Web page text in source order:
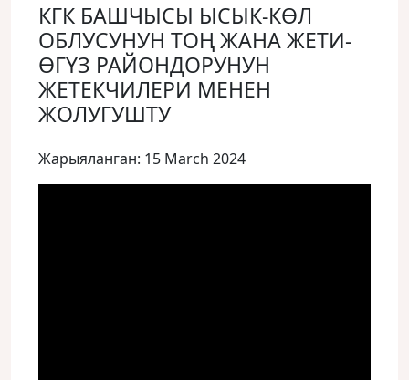
КГК БАШЧЫСЫ ЫСЫК-КӨЛ
ОБЛУСУНУН ТОҢ ЖАНА ЖЕТИ-
ӨГҮЗ РАЙОНДОРУНУН
ЖЕТЕКЧИЛЕРИ МЕНЕН
ЖОЛУГУШТУ
Жарыяланган: 15 March 2024